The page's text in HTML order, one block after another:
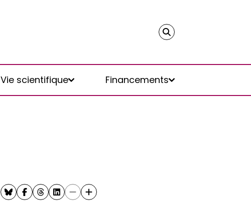
Vie scientifique Financements